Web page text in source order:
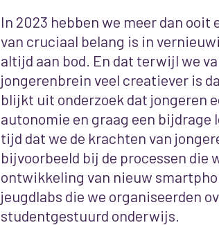
In 2023 hebben we meer dan
van cruciaal belang is in
altijd aan bod. En dat terwijl we
jongerenbrein veel creatiever is
blijkt uit onderzoek dat jongeren
autonomie en graag een bijdrage
tijd dat we de krachten van
bijvoorbeeld bij de processen die
ontwikkeling van nieuw
jeugdlabs die we organiseerden
studentgestuurd onderwijs.